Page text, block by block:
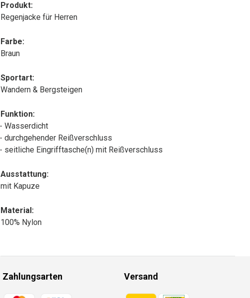
Produkt:
Regenjacke für Herren
Farbe:
Braun
Sportart:
Wandern & Bergsteigen
Funktion:
Wasserdicht
durchgehender Reißverschluss
seitliche Eingrifftasche(n) mit Reißverschluss
Ausstattung:
mit Kapuze
Material:
100% Nylon
Zahlungsarten Versand